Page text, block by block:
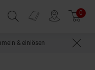
Suchfeld einblenden
Prospekte 0
& einlösen